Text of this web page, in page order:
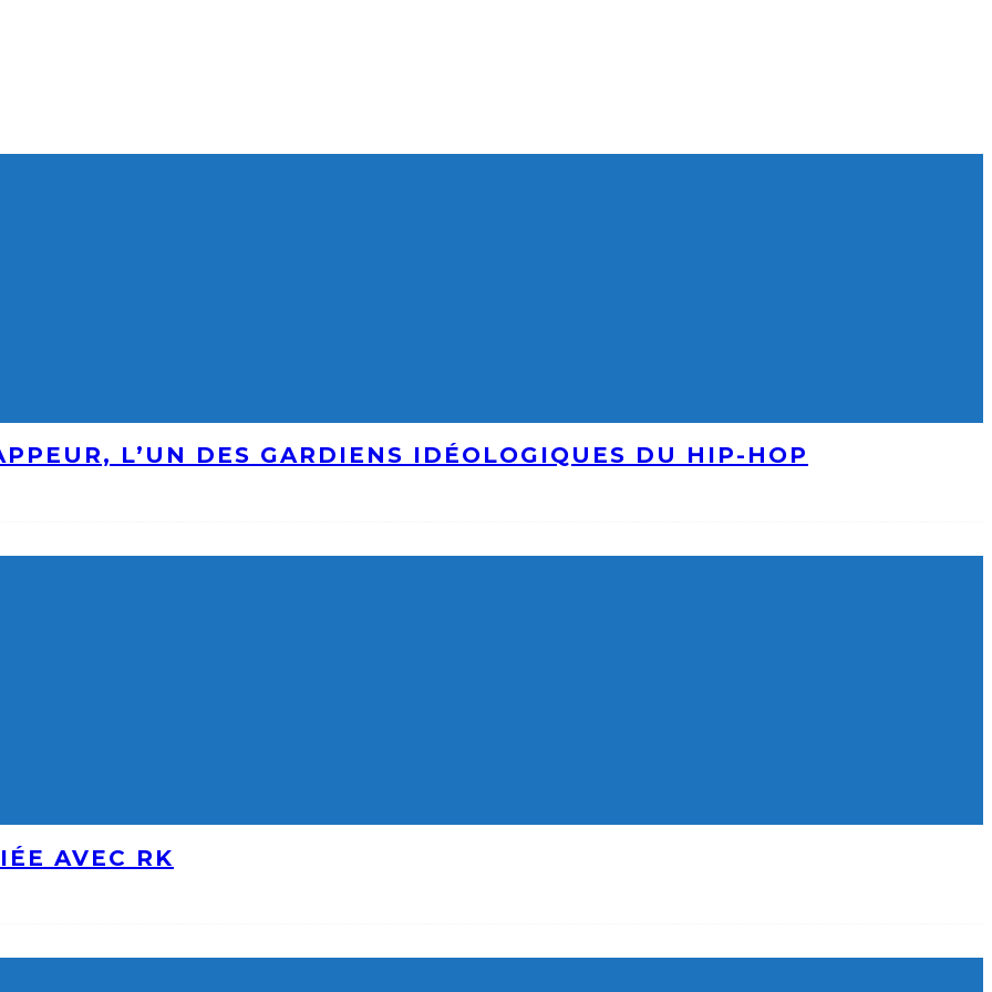
L’UN DES GARDIENS IDÉOLOGIQUES DU HIP-HOP
AVEC RK